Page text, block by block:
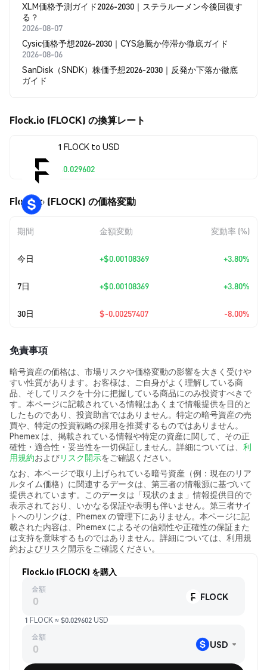
XLM価格予測ガイド2026-2030｜ステラルーメン今後回復す
る？
2026-08-07
Cysic価格予想2026-2030｜CYS急騰か停滞か徹底ガイド
2026-08-06
SanDisk（SNDK）株価予想2026-2030｜反発か下落か徹底
ガイド
Flock.io (FLOCK) の換算レート
1 FLOCK to USD
$0.029602
Flock.io (FLOCK) の価格変動
期間 金額変動 変動率 (%)
今日 +$0.00108369 +3.80%
7日 +$0.00108369 +3.80%
30日 $-0.00257407 -8.00%
免責事項
暗号資産の価格は、市場リスクや価格変動の影響を大きく受けや
すい性質があります。お客様は、ご自身がよく理解している商
品、そしてリスクを十分に把握している商品にのみ投資すべきで
す。本ページに記載されている情報はあくまで情報提供を目的と
したものであり、投資助言ではありません。特定の暗号資産の売
買や、特定の投資戦略の採用を推奨するものではありません。
Phemex は、掲載されている情報や特定の資産に関して、その正
確性・適合性・妥当性を一切保証しません。詳細については、 利
用規約およびリスク開示をご確認ください。
なお、本ページで取り上げられている暗号資産（例：現在のリア
ルタイム価格）に関連するデータは、第三者の情報源に基づいて
提供されています。このデータは「現状のまま」情報提供目的で
表示されており、いかなる保証や表明も伴いません。第三者サイ
トへのリンクは、Phemex の管理下にありません。本ページに記
載された内容は、Phemex によるその信頼性や正確性の保証また
は支持を意味するものではありません。詳細については、利用規
約およびリスク開示をご確認ください。
Flock.io (FLOCK) を購入
金額
FLOCK
1 FLOCK ≈ $0.029602 USD
金額
USD